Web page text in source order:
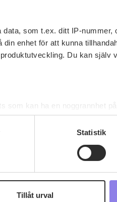
data, som t.ex. ditt IP-nummer,
enhet för att kunna
Du kan själv
som kan ha en noggrannhet på
för specifika kännetecken
och ställ in dina
förklaringen.
att du är 25 år eller äldre.
Statistik
Tillåt urval
har inga recept ännu